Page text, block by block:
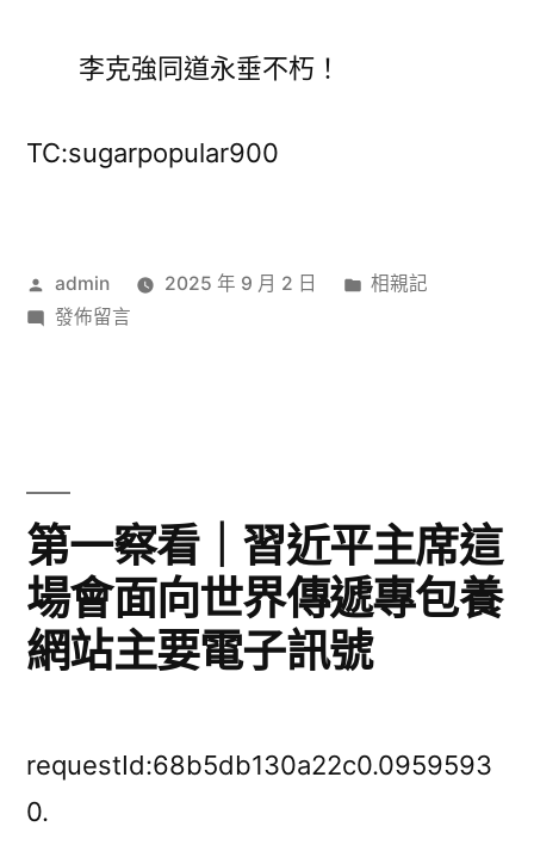
李克強同道永垂不朽！
TC:sugarpopular900
作
者:
admin 2025 年 9 月 2 日
分
相親記
在
包
養
網
李
克
生
發佈留言
第一察看｜習近平主席這
場會面向世界傳遞專包養
網站主要電子訊號
requestId:68b5db130a22c0.0959593
0.